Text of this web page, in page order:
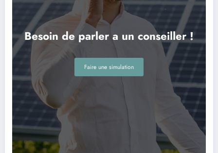
Besoin de parler a un conseiller !
Faire une simulation